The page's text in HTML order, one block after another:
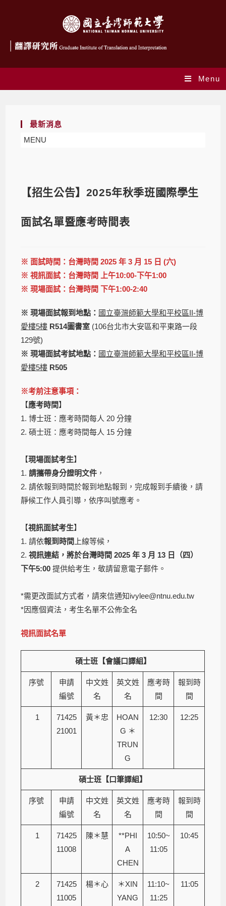
Menu
最新消息
MENU
【招生公告】2025年秋季班國際學生
面試名單暨應考時間表
※ 面試時間：台灣時間 2025 年 3 月 15 日 (六)
※ 視訊面試： 台灣時間
上午10:00-下午1:00
※ 現場面試： 台灣時間 下午1:00-2:40
※ 現場面試報到地點： 國立臺灣師範大學和平校區II-博
愛樓5樓 R514圖書室 (106台北市大安區和平東路一段
129號)
※ 現場面試考試地點： 國立臺灣師範大學和平校區II-博
愛樓5樓 R505
※考前注意事項：
【應考時間】
1. 博士班：應考時間每人 20 分鐘
2. 碩士班：應考時間每人 15 分鐘
【現場面試考生】
1. 請攜帶身分證明文件 ，
2. 請依報到時間於報到地點報到，完成報到手續後，請
靜候工作人員引導，依序叫號應考。
【視訊面試考生】
1. 請依報到時間 上線等候，
2.視訊連結，將於台灣時間 2025 年 3 月 13 日（四）
下午5:00 提供給考生，敬請留意電子郵件。
*需更改面試方式者，請來信通知ivylee@ntnu.edu.tw
*因應個資法，考生名單不公佈全名
視訊面試名單
碩士班【會議口譯組】
序號
申請
編號
中文姓
名
英文姓
名
應考時
間
報到時
間
1
71425
21001
黃＊忠
HOAN
G ＊
TRUN
G
12:30 12:25
碩士班【口筆譯組】
序號
申請
編號
中文姓
名
英文姓
名
應考時
間
報到時
間
1
71425
11008
陳＊慧
**PHI
A
CHEN
10:50~
11:05
10:45
2
71425
11005
楊＊心
＊XIN
YANG
11:10~
11:25
11:05